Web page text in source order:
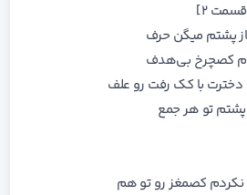
۲]
پشتم میگن حرف
کصچرخ بی‌هدف
با کک رفت رو علف
تو هر جمع
کصمغز رو تو هم